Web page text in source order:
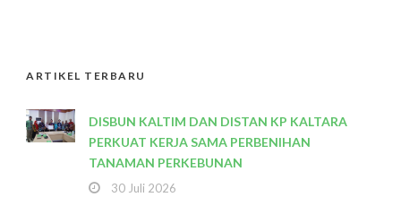
ARTIKEL TERBARU
DISBUN KALTIM DAN DISTAN KP KALTARA
PERKUAT KERJA SAMA PERBENIHAN
TANAMAN PERKEBUNAN
30 Juli 2026